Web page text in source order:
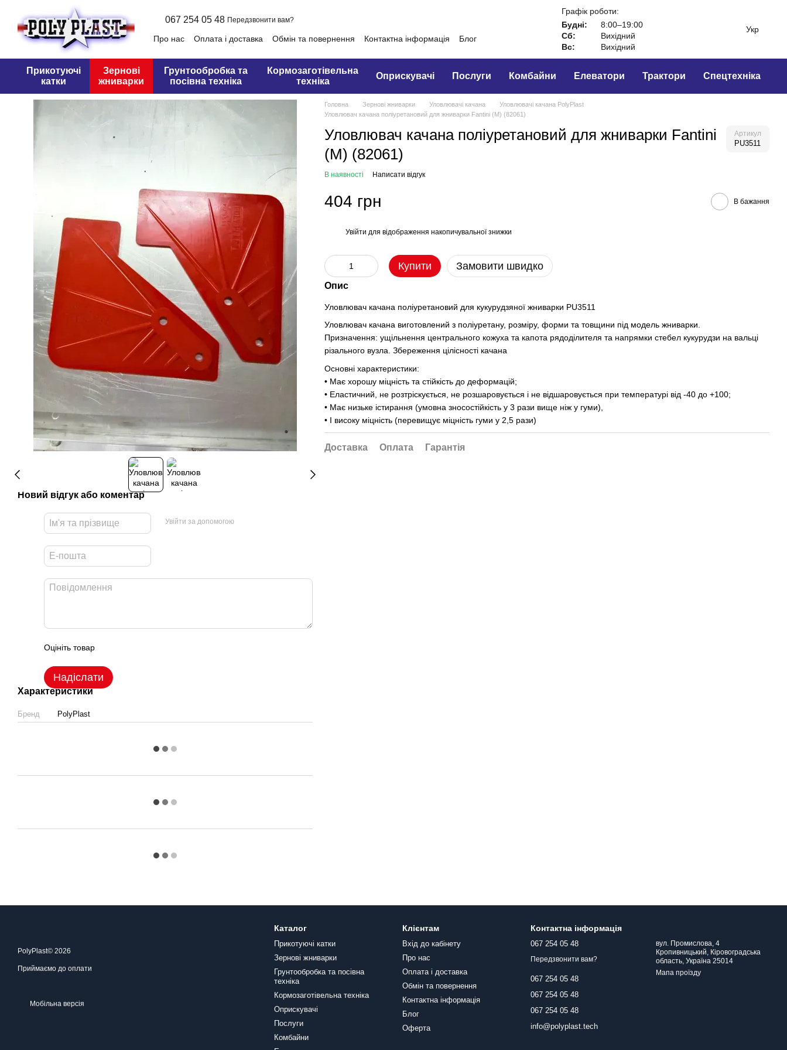
Перейти до основного контенту
067 254 05 48 Передзвонити вам?
Про нас Оплата і доставка Обмін та повернення Контактна інформація
Блог
Графік роботи:
Будні:
8:00–19:00
Сб:
Вихідний
Вс:
Вихідний
Укр
Прикотуючі
катки
Зернові
жниварки
Грунтообробка та
посівна техніка
Кормозаготівельна
техніка
Оприскувачі Послуги Комбайни Елеватори Трактори Спецтехніка
Новий відгук або коментар
Увійти за допомогою
Оцініть товар
Надіслати
Характеристики
Бренд PolyPlast
Головна Зернові жниварки Уловлювачі качана
Уловлювачі качана PolyPlast
Уловлювач качана поліуретановий для жниварки Fantini (М) (82061)
Уловлювач качана поліуретановий для жниварки Fantini
(М) (82061)
Артикул
PU3511
В наявності Написати відгук
404 грн В бажання
Увійти для відображення накопичувальної знижки
Купити Замовити швидко
Опис
Уловлювач качана поліуретановий для кукурудзяної жниварки PU3511
Уловлювач качана виготовлений з поліуретану, розміру, форми та товщини під модель жниварки.
Призначення: ущільнення центрального кожуха та капота рядоділителя та напрямки стебел кукурудзи на вальці
різального вузла. Збереження цілісності качана
Основні характеристики:
• Має хорошу міцність та стійкість до деформацій;
• Еластичний, не розтріскується, не розшаровується і не відшаровується при температурі від -40 до +100;
• Має низьке істирання (умовна зносостійкість у 3 рази вище ніж у гуми),
• І високу міцність (перевищує міцність гуми у 2,5 рази)
Доставка Оплата Гарантія
PolyPlast© 2026
Приймаємо до оплати
Мобільна версія
Каталог
Прикотуючі катки
Зернові жниварки
Грунтообробка та посівна
техніка
Кормозаготівельна техніка
Оприскувачі
Послуги
Комбайни
Клієнтам
Вхід до кабінету
Про нас
Оплата і доставка
Обмін та повернення
Контактна інформація
Блог
Оферта
Контактна інформація
067 254 05 48
Передзвонити вам?
067 254 05 48
067 254 05 48
067 254 05 48
info@polyplast.tech
вул. Промислова, 4
Кропивницький, Кіровоградська
область, Україна 25014
Мапа проїзду